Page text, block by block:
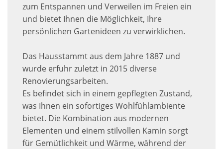
zum Entspannen und Verweilen im Freien ein
und bietet Ihnen die Möglichkeit, Ihre
persönlichen Gartenideen zu verwirklichen.
Das Hausstammt aus dem Jahre 1887 und
wurde erfuhr zuletzt in 2015 diverse
Renovierungsarbeiten.
Es befindet sich in einem gepflegten Zustand,
was Ihnen ein sofortiges Wohlfühlambiente
bietet. Die Kombination aus modernen
Elementen und einem stilvollen Kamin sorgt
für Gemütlichkeit und Wärme, während der